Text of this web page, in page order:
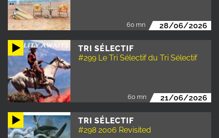
60 mn 28/06/2026
TRI SÉLECTIF
#299 Le Tri Sélectif du Tri Sélectif
60 mn 21/06/2026
TRI SÉLECTIF
#298 2006 Revisited